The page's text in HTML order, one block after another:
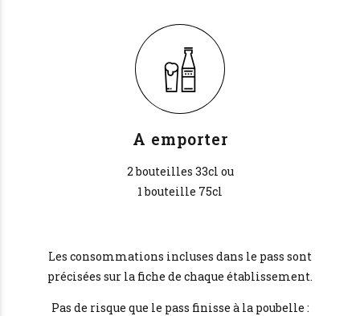
A emporter
2 bouteilles 33cl ou
1 bouteille 75cl
Les consommations incluses dans le pass sont
précisées sur la fiche de chaque établissement.
Pas de risque que le pass finisse à la poubelle :